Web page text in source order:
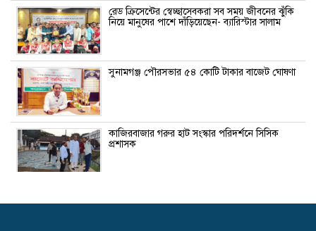
রেড ক্রিসেন্টের স্বেচ্ছাসেবকরা সব সময় জীবনের ঝুঁকি
নিয়ে মানুষের পাশে দাঁড়িয়েছেন- ব্যারিস্টার সালাম
সুনামগঞ্জ পৌরসভার ৫৪ কোটি টাকার বাজেট ঘোষণা
কাজিরবাজার গরুর হাট সংস্কার পরিদর্শনে সিসিক
প্রশাসক
বাণিজ্যমন্ত্রী